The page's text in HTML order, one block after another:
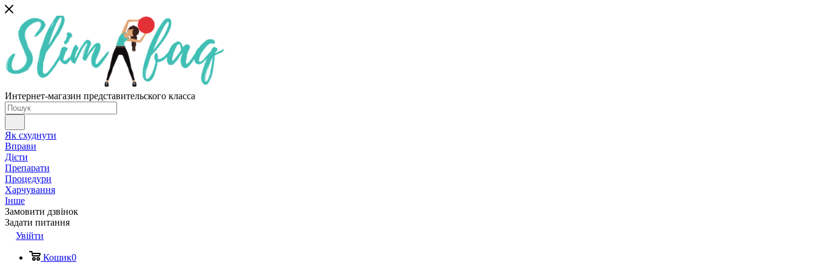
Интернет-магазин представительского класса
Як схуднути
Вправи
Дієти
Препарати
Процедури
Харчування
Інше
Замовити дзвінок
Задати питання
Увійти
Кошик0